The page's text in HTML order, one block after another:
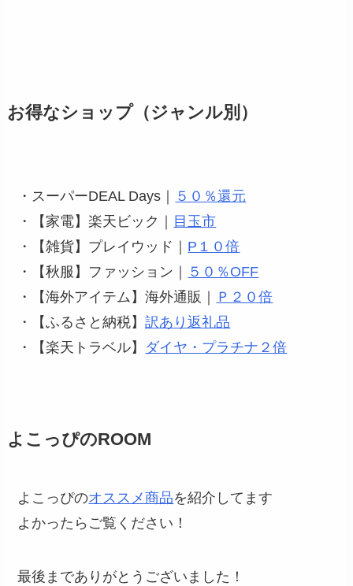
お得なショップ（ジャンル別）
・スーパーDEAL Days｜
５０％還元
・【家電】楽天ビック｜
目玉市
・【雑貨】プレイウッド｜ P１０倍
・【秋服】ファッション｜
５０％OFF
・【海外アイテム】海外通販｜
Ｐ２０倍
・【ふるさと納税】訳あり返礼品
・【楽天トラベル】 ダイヤ・プラチナ２倍
よこっぴのROOM
よこっぴのオススメ商品を紹介してます
よかったらご覧ください！
最後までありがとうございました！